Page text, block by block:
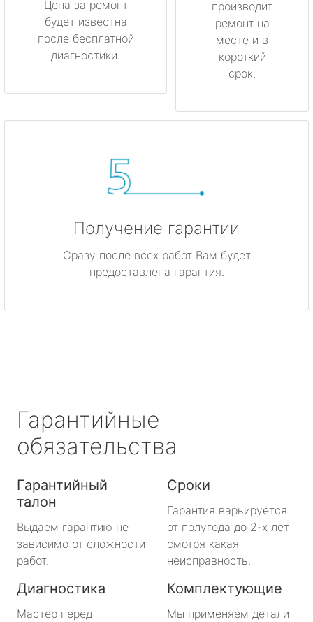
Мурино
Никольское
Новая Ладога
Приозерск
Сясьстрой
Тосно
Шлиссельбург
Цена за ремонт
будет известна
после бесплатной
диагностики.
производит
ремонт на
месте и в
короткий
срок.
Получение гарантии
Сразу после всех работ Вам будет
предоставлена гарантия.
Гарантийные
обязательства
Гарантийный
талон
Выдаем гарантию не
зависимо от сложности
работ.
Сроки
Гарантия варьируется
от полугода до 2-х лет
смотря какая
неисправность.
Диагностика
Мастер перед
Комплектующие
Мы применяем детали